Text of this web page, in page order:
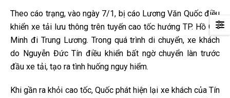
Theo cáo trạng, vào ngày 7/1, bị cáo Lương Văn Quốc điều
khiển xe tải lưu thông trên tuyến cao tốc hướng TP. Hồ Chí
Minh đi Trung Lương. Trong quá trình di chuyển, xe khách
do Nguyễn Đức Tín điều khiển bất ngờ chuyển làn trước
đầu xe tải, tạo ra tình huống nguy hiểm.
Khi gần ra khỏi cao tốc, Quốc phát hiện lại xe khách của Tín